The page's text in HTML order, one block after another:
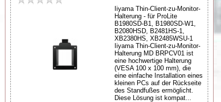
Iiyama Thin-Client-zu-Monitor-
Halterung - für ProLite
B1980SD-B1, B1980SD-W1,
B2080HSD, B2481HS-1,
XB2380HS, XB2485WSU-1
Iiyama Thin-Client-zu-Monitor-
Halterung MD BRPCV01 ist
eine hochwertige Halterung
(VESA 100 x 100 mm), die
eine einfache Installation eines
kleinen PCs auf der Rückseite
des Standfußes ermöglicht.
Diese Lösung ist kompat...